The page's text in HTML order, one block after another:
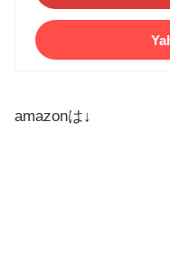
amazonは↓